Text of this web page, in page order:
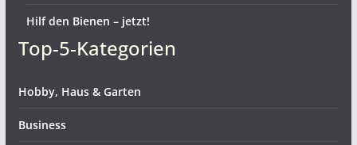
Hilf den Bienen – jetzt!
Top-5-Kategorien
Hobby, Haus & Garten
Business